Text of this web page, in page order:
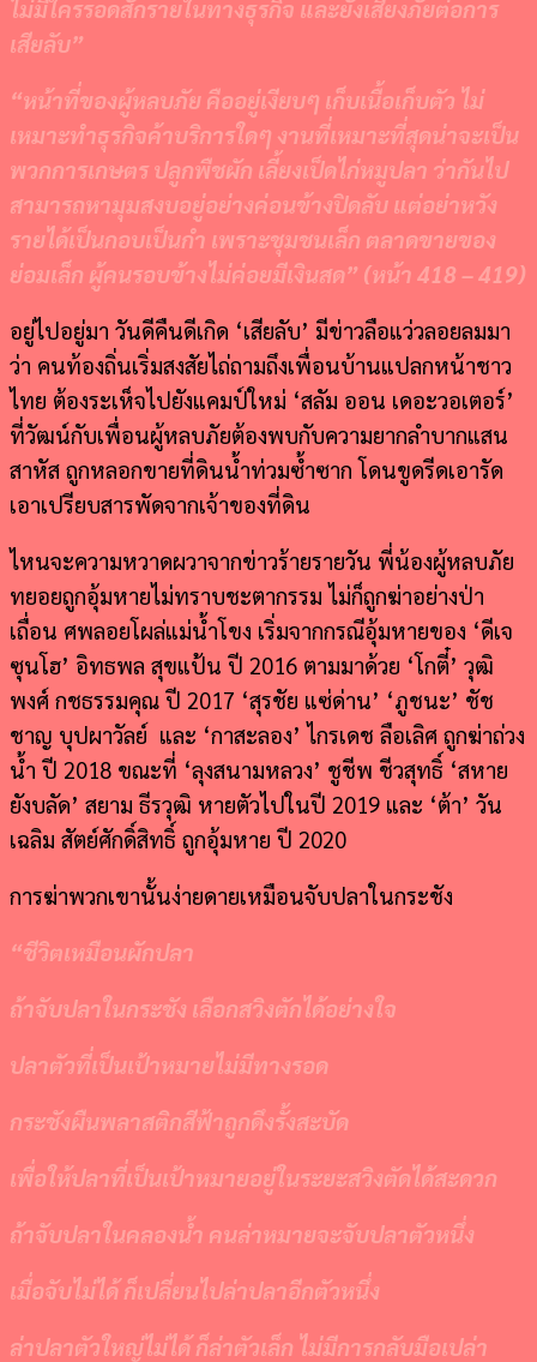
ไม่มีใครรอดสักรายในทางธุรกิจ และยังเสี่ยงภัยต่อการ
เสียลับ”
“หน้าที่ของผู้หลบภัย คืออยู่เงียบๆ เก็บเนื้อเก็บตัว ไม่
เหมาะทำธุรกิจค้าบริการใดๆ งานที่เหมาะที่สุดน่าจะเป็น
พวกการเกษตร ปลูกพืชผัก เลี้ยงเป็ดไก่หมูปลา ว่ากันไป
สามารถหามุมสงบอยู่อย่างค่อนข้างปิดลับ แต่อย่าหวัง
รายได้เป็นกอบเป็นกำ เพราะชุมชนเล็ก ตลาดขายของ
ย่อมเล็ก ผู้คนรอบข้างไม่ค่อยมีเงินสด” (หน้า 418 – 419)
อยู่ไปอยู่มา วันดีคืนดีเกิด ‘เสียลับ’ มีข่าวลือแว่วลอยลมมา
ว่า คนท้องถิ่นเริ่มสงสัยไถ่ถามถึงเพื่อนบ้านแปลกหน้าชาว
ไทย ต้องระเห็จไปยังแคมป์ใหม่ ‘สลัม ออน เดอะวอเตอร์’
ที่วัฒน์กับเพื่อนผู้หลบภัยต้องพบกับความยากลำบากแสน
สาหัส ถูกหลอกขายที่ดินน้ำท่วมซ้ำซาก โดนขูดรีดเอารัด
เอาเปรียบสารพัดจากเจ้าของที่ดิน
ไหนจะความหวาดผวาจากข่าวร้ายรายวัน พี่น้องผู้หลบภัย
ทยอยถูกอุ้มหายไม่ทราบชะตากรรม ไม่ก็ถูกฆ่าอย่างป่า
เถื่อน ศพลอยโผล่แม่น้ำโขง เริ่มจากกรณีอุ้มหายของ ‘ดีเจ
ซุนโฮ’ อิทธพล สุขแป้น ปี 2016 ตามมาด้วย ‘โกตี๋’ วุฒิ
พงศ์ กชธรรมคุณ ปี 2017 ‘สุรชัย แซ่ด่าน’ ‘ภูชนะ’ ชัช
ชาญ บุปผาวัลย์ และ ‘กาสะลอง’ ไกรเดช ลือเลิศ ถูกฆ่าถ่วง
น้ำ ปี 2018 ขณะที่ ‘ลุงสนามหลวง’ ชูชีพ ชีวสุทธิ์ ‘สหาย
ยังบลัด’ สยาม ธีรวุฒิ หายตัวไปในปี 2019 และ ‘ต้า’ วัน
เฉลิม สัตย์ศักดิ์สิทธิ์ ถูกอุ้มหาย ปี 2020
การฆ่าพวกเขานั้นง่ายดายเหมือนจับปลาในกระชัง
“ชีวิตเหมือนผักปลา
ถ้าจับปลาในกระชัง เลือกสวิงตักได้อย่างใจ
ปลาตัวที่เป็นเป้าหมายไม่มีทางรอด
กระชังผืนพลาสติกสีฟ้าถูกดึงรั้งสะบัด
เพื่อให้ปลาที่เป็นเป้าหมายอยู่ในระยะสวิงตัดได้สะดวก
ถ้าจับปลาในคลองน้ำ คนล่าหมายจะจับปลาตัวหนึ่ง
เมื่อจับไม่ได้ ก็เปลี่ยนไปล่าปลาอีกตัวหนึ่ง
ล่าปลาตัวใหญ่ไม่ได้ ก็ล่าตัวเล็ก ไม่มีการกลับมือเปล่า